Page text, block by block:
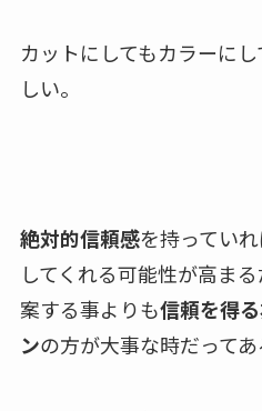
カットにしてもカラーに
しい。
絶対的信頼感を持ってい
してくれる可能性が高ま
案する事よりも信頼を得
ンの方が大事な時だってあ